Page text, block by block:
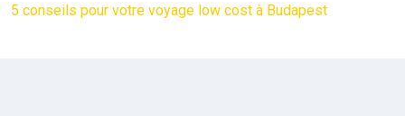
5 conseils pour votre voyage low cost à Budapest